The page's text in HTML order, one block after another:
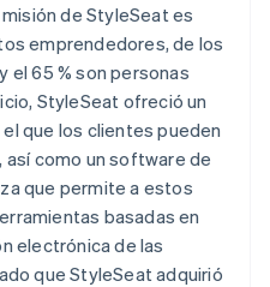
de StyleSeat es
emprendedores, de los
el 65 % son personas
StyleSeat ofreció un
que los clientes pueden
como un software de
que permite a estos
basadas en
electrónica de las
que StyleSeat adquirió